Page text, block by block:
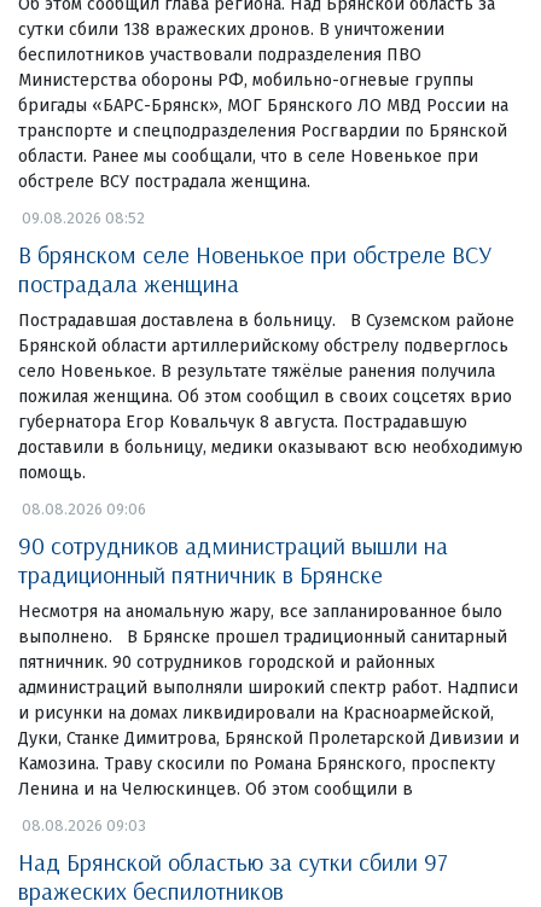
сутки сбили 138 вражеских дронов. В уничтожении
беспилотников участвовали подразделения ПВО
Министерства обороны РФ, мобильно-огневые группы
бригады «БАРС-Брянск», МОГ Брянского ЛО МВД России на
транспорте и спецподразделения Росгвардии по Брянской
области. Ранее мы сообщали, что в селе Новенькое при
обстреле ВСУ пострадала женщина.
09.08.2026 08:52
В брянском селе Новенькое при обстреле ВСУ
пострадала женщина
Пострадавшая доставлена в больницу. В Суземском районе
Брянской области артиллерийскому обстрелу подверглось
село Новенькое. В результате тяжёлые ранения получила
пожилая женщина. Об этом сообщил в своих соцсетях врио
губернатора Егор Ковальчук 8 августа. Пострадавшую
доставили в больницу, медики оказывают всю необходимую
помощь.
08.08.2026 09:06
90 сотрудников администраций вышли на
традиционный пятничник в Брянске
Несмотря на аномальную жару, все запланированное было
выполнено. В Брянске прошел традиционный санитарный
пятничник. 90 сотрудников городской и районных
администраций выполняли широкий спектр работ. Надписи
и рисунки на домах ликвидировали на Красноармейской,
Дуки, Станке Димитрова, Брянской Пролетарской Дивизии и
Камозина. Траву скосили по Романа Брянского, проспекту
Ленина и на Челюскинцев. Об этом сообщили в
08.08.2026 09:03
Над Брянской областью за сутки сбили 97
вражеских беспилотников